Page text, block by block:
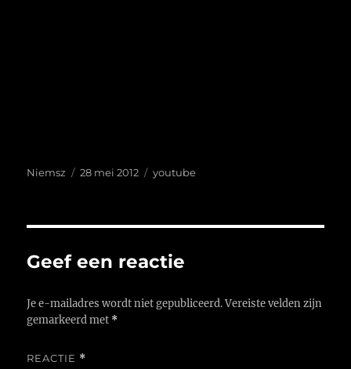
Auteur
Niemsz
Geplaatst
28 mei 2012 Tags
youtube
Geef een reactie
Je e-mailadres wordt niet gepubliceerd. Vereiste velden zijn
gemarkeerd met *
REACTIE *